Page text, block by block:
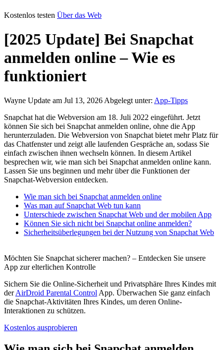
Kostenlos testen Über das Web
[2025 Update] Bei Snapchat
anmelden online – Wie es
funktioniert
Wayne Update am Jul 13, 2026 Abgelegt unter: App-Tipps
Snapchat hat die Webversion am 18. Juli 2022 eingeführt. Jetzt
können Sie sich bei Snapchat anmelden online, ohne die App
herunterzuladen. Die Webversion von Snapchat bietet mehr Platz für
das Chatfenster und zeigt alle laufenden Gespräche an, sodass Sie
einfach zwischen ihnen wechseln können. In diesem Artikel
besprechen wir, wie man sich bei Snapchat anmelden online kann.
Lassen Sie uns beginnen und mehr über die Funktionen der
Snapchat-Webversion entdecken.
Wie man sich bei Snapchat anmelden online
Was man auf Snapchat Web tun kann
Unterschiede zwischen Snapchat Web und der mobilen App
Können Sie sich nicht bei Snapchat online anmelden?
Sicherheitsüberlegungen bei der Nutzung von Snapchat Web
Möchten Sie Snapchat sicherer machen? – Entdecken Sie unsere
App zur elterlichen Kontrolle
Sichern Sie die Online-Sicherheit und Privatsphäre Ihres Kindes mit
derAirDroid Parental Control App. Überwachen Sie ganz einfach
die Snapchat-Aktivitäten Ihres Kindes, um deren Online-
Interaktionen zu schützen.
Kostenlos ausprobieren